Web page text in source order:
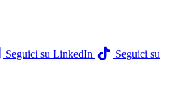
Seguici su LinkedIn
Seguici su